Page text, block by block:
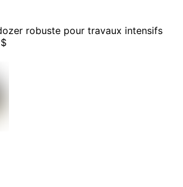
robuste pour travaux intensifs